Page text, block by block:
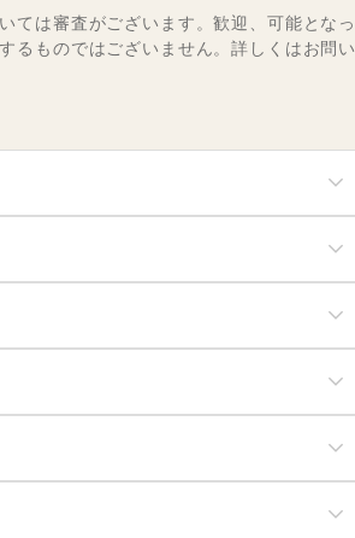
ては審査がございます。歓迎、可能となっ
るものではございません。詳しくはお問い
スポーツ
セサリー
メガネ・アイウェア